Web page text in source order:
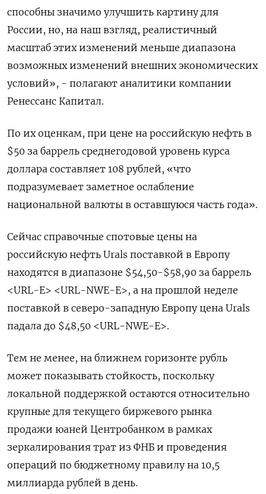
способны значимо улучшить картину для
России, но, на наш взгляд, реалистичный
масштаб этих изменений меньше диапазона
возможных изменений внешних экономических
условий», - полагают аналитики компании
Ренессанс Капитал.
По их оценкам, при цене на российскую нефть в
$50 за баррель среднегодовой уровень курса
доллара составляет 108 рублей, «что
подразумевает заметное ослабление
национальной валюты в оставшуюся часть года».
Сейчас справочные спотовые цены на
российскую нефть Urals поставкой в Европу
находятся в диапазоне $54,50-$58,90 за баррель
<URL-E> <URL-NWE-E>, а на прошлой неделе
поставкой в северо-западную Европу цена Urals
падала до $48,50 <URL-NWE-E>.
Тем не менее, на ближнем горизонте рубль
может показывать стойкость, поскольку
локальной поддержкой остаются относительно
крупные для текущего биржевого рынка
продажи юаней Центробанком в рамках
зеркалирования трат из ФНБ и проведения
операций по бюджетному правилу на 10,5
миллиарда рублей в день.